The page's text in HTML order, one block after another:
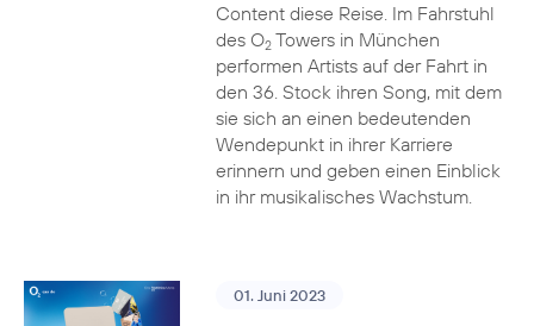
Content diese Reise. Im Fahrstuhl
des O2Towers in München
performen Artists auf der Fahrt in
den 36. Stock ihren Song, mit dem
sie sich an einen bedeutenden
Wendepunkt in ihrer Karriere
erinnern und geben einen Einblick
in ihr musikalisches Wachstum.
01. Juni 2023